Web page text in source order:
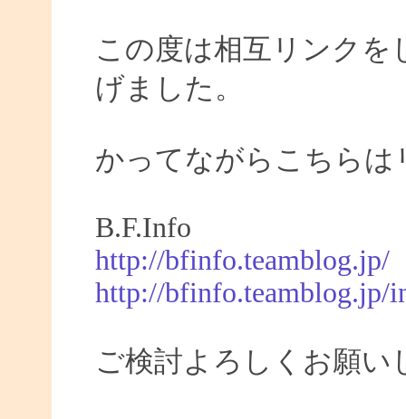
この度は相互リンクを
げました。
かってながらこちら
B.F.Info
http://bfinfo.teamblog.jp/
http://bfinfo.teamblog.jp/
ご検討よろしくお願い